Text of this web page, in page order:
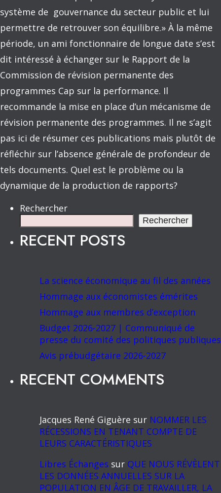
système de gouvernance du secteur public et lui
permettre de retrouver son équilibre.» À la même
période, un ami fonctionnaire de longue date s’est
dit intéressé à échanger sur le Rapport de la
Commission de révision permanente des
programmes Cap sur la performance. Il
recommande la mise en place d’un mécanisme de
révision permanente des programmes. Il ne s’agit
pas ici de résumer ces publications mais plutôt de
réfléchir sur l’absence générale de profondeur de
tels documents. Quel est le problème ou la
dynamique de la production de rapports?
Rechercher
Rechercher
RECENT POSTS
La science économique au fil des années
Hommage aux économistes émérites
Hommage aux membres d’exception
Budget 2026-2027 | Communiqué de
presse du comité des politiques publiques
Avis prébudgétaire 2026-2027
RECENT COMMENTS
Jacques René Giguère sur NOMMER LES
RÉCESSIONS EN TENANT COMPTE DE
LEURS CARACTÉRISTIQUES
Libres Échanges sur QUE NOUS RÉVÈLENT
LES DONNÉES ANNUELLES SUR LA
POPULATION EN ÂGE DE TRAVAILLER, LA